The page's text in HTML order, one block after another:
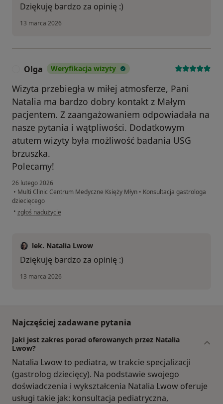
Dziękuję bardzo za opinię :)
13 marca 2026
Olga Weryfikacja wizyty
Wizyta przebiegła w miłej atmosferze, Pani
Natalia ma bardzo dobry kontakt z Małym
pacjentem. Z zaangażowaniem odpowiadała na
nasze pytania i wątpliwości. Dodatkowym
atutem wizyty była możliwość badania USG
brzuszka.
Polecamy!
26 lutego 2026
• Multi Clinic Centrum Medyczne Księży Młyn • Konsultacja gastrologa
dziecięcego
• w opinii użytkownika Olga
zgłoś nadużycie
lek. Natalia Lwow
Dziękuję bardzo za opinię :)
13 marca 2026
Najczęściej zadawane pytania
Jaki jest zakres porad oferowanych przez Natalia
Lwow?
Natalia Lwow to pediatra, w trakcie specjalizacji
(gastrolog dziecięcy). Na podstawie swojego
doświadczenia i wykształcenia Natalia Lwow oferuje
usługi takie jak: konsultacja pediatryczna,